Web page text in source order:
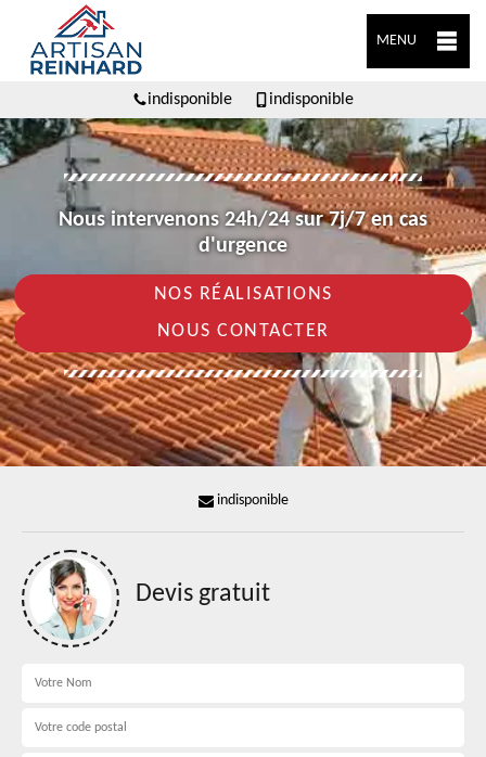
MENU
indisponible indisponible
Nous intervenons 24h/24 sur 7j/7 en cas
d'urgence
NOS RÉALISATIONS
NOUS CONTACTER
indisponible
Devis gratuit